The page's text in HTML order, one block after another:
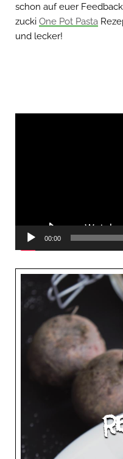
schon auf euer
zucki One Pot Pasta
und lecker!
00:00